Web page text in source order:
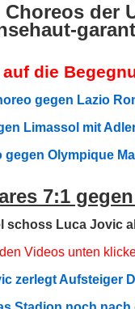
der
die
gegen Lazio
Limassol mit
gegen Olympique
7:1
schoss Luca Jovic
Videos unten
zerlegt Aufsteiger